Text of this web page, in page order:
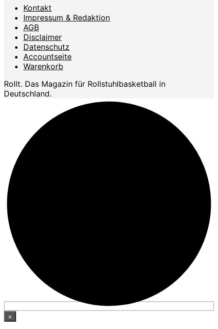
Kontakt
Impressum & Redaktion
AGB
Disclaimer
Datenschutz
Accountseite
Warenkorb
Rollt. Das Magazin für Rollstuhlbasketball in
Deutschland.
×